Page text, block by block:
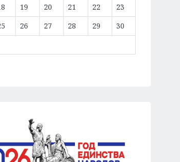
19 20 21 22
23
26 27 28 29
30